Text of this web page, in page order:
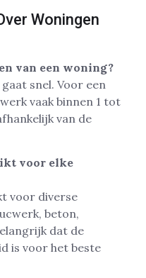
Woningen
van een woning?
snel. Voor een
vaak binnen 1 tot
van de
voor elke
voor diverse
beton,
dat de
is voor het beste